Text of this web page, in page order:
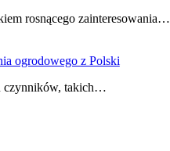
rosnącego zainteresowania…
ogrodowego z Polski
czynników, takich…